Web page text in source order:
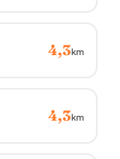
4,3km
4,3km